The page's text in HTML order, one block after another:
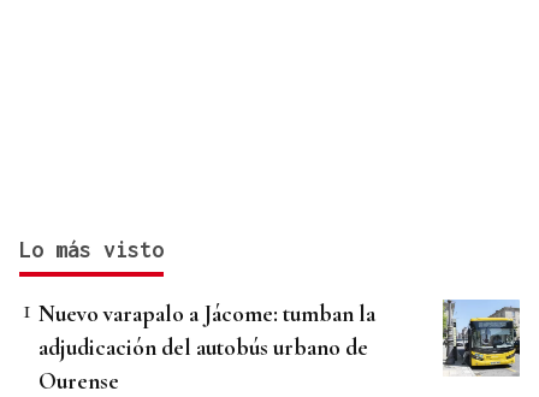
Lo más visto
Nuevo varapalo a Jácome: tumban la
adjudicación del autobús urbano de
Ourense